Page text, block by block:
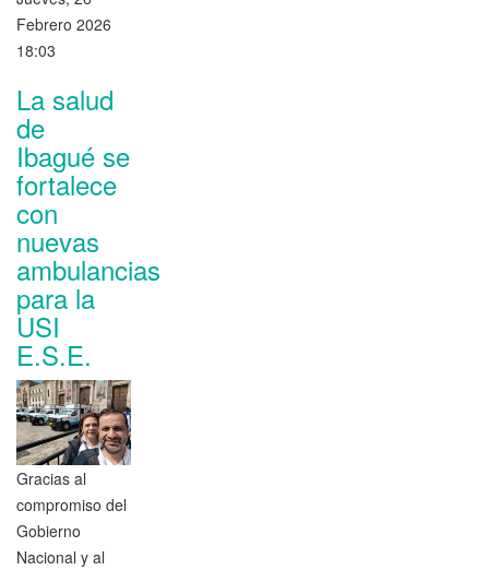
Febrero 2026
18:03
La salud
de
Ibagué se
fortalece
con
nuevas
ambulancias
para la
USI
E.S.E.
Gracias al
compromiso del
Gobierno
Nacional y al